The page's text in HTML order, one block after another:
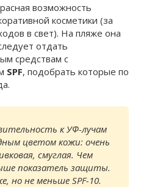
возможность
косметики (за
в свет). На пляже она
отдать
средствам с
SPF, подобрать которые по
к УФ-лучам
цветом кожи: очень
смуглая. Чем
показатель защиты.
но не меньше SPF-10.